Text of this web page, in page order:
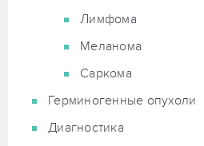
Лимфома
Меланома
Саркома
Герминогенные опухоли
Диагностика